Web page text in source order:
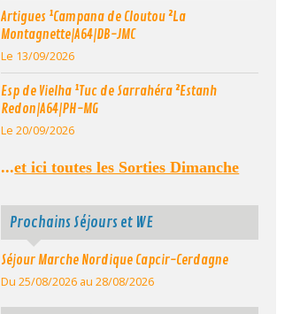
Artigues ¹Campana de Cloutou ²La
Montagnette|A64|DB-JMC
Le 13/09/2026
Esp de Vielha ¹Tuc de Sarrahéra ²Estanh
Redon|A64|PH-MG
Le 20/09/2026
...et ici toutes les Sorties Dimanche
Prochains Séjours et WE
Séjour Marche Nordique Capcir-Cerdagne
Du 25/08/2026 au 28/08/2026